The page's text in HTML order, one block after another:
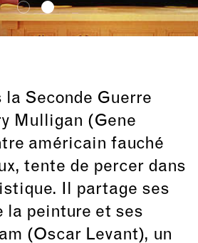
Seconde Guerre
Mulligan (Gene
américain fauché
tente de percer dans
Il partage ses
la peinture et ses
(Oscar Levant), un